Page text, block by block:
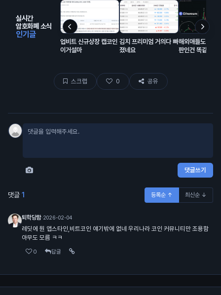
실시간
암호화폐 소식
인기글
업비트 신규상장 캡코인
이거설마
김치 프리미엄 거의다 빠
졌네요
해외애들도 코인
판인건 똑같음
스크랩 0 공유
댓글쓰기
댓글 1 등록순 ↑ 최신순 ↓
퇴학당함·2026-02-04
레딧에 뭔 앱스타인,비트코인 얘기밖에 없네 우리나라 코인 커뮤니티만 조용함
아무도 모름 ㅋㅋ
0 답글